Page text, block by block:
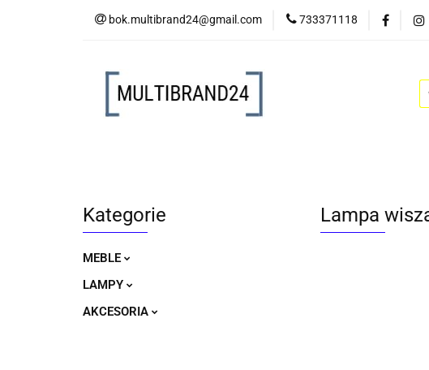
bok.multibrand24@gmail.com 733371118
MEBLE LAMPY
Kategorie
MEBLE
LAMPY
AKCESORIA
Lampa